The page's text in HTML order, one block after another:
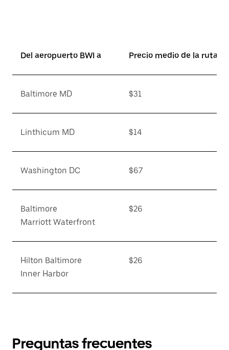
Del aeropuerto BWI a Precio medio de la ruta*
Baltimore MD $31
Linthicum MD $14
Washington DC $67
Baltimore
Marriott Waterfront
$26
Hilton Baltimore
Inner Harbor
$26
Preguntas frecuentes